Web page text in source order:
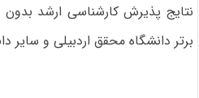
برتر دانشگاه محقق اردبیلی و سایر